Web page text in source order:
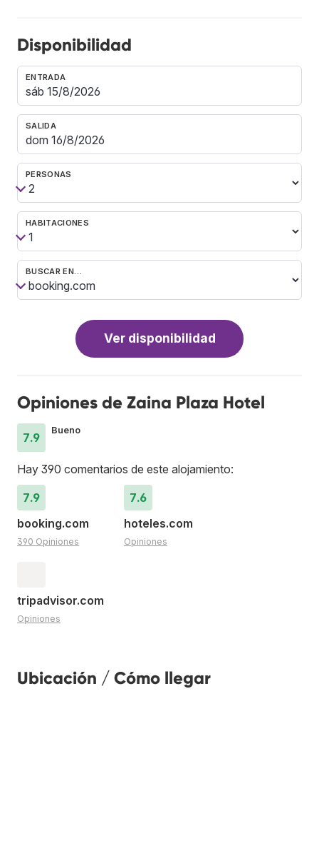
Disponibilidad
ENTRADA
SALIDA
PERSONAS
HABITACIONES
BUSCAR EN…
Ver disponibilidad
Opiniones de Zaina Plaza Hotel
7.9
Bueno
Hay 390 comentarios de este alojamiento:
7.9
booking.com
390 Opiniones
7.6
hoteles.com
Opiniones
tripadvisor.com
Opiniones
Ubicación / Cómo llegar